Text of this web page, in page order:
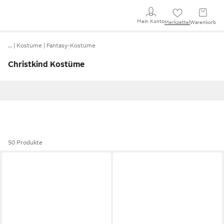
Mein KontoMerkzettel Warenkorb
… Kostüme Fantasy-Kostüme
Christkind Kostüme
50 Produkte